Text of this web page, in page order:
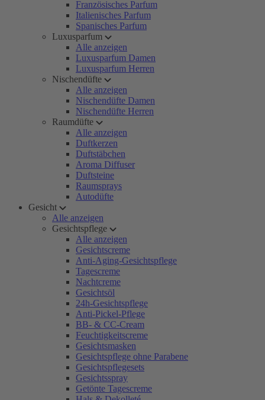
Französisches Parfum
Italienisches Parfum
Spanisches Parfum
Luxusparfum
Alle anzeigen
Luxusparfum Damen
Luxusparfum Herren
Nischendüfte
Alle anzeigen
Nischendüfte Damen
Nischendüfte Herren
Raumdüfte
Alle anzeigen
Duftkerzen
Duftstäbchen
Aroma Diffuser
Duftsteine
Raumsprays
Autodüfte
Gesicht
Alle anzeigen
Gesichtspflege
Alle anzeigen
Gesichtscreme
Anti-Aging-Gesichtspflege
Tagescreme
Nachtcreme
Gesichtsöl
24h-Gesichtspflege
Anti-Pickel-Pflege
BB- & CC-Cream
Feuchtigkeitscreme
Gesichtsmasken
Gesichtspflege ohne Parabene
Gesichtspflegesets
Gesichtsspray
Getönte Tagescreme